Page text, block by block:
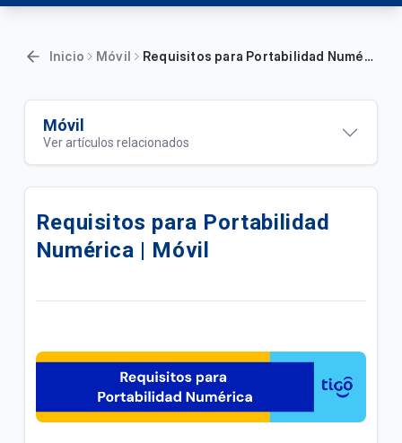
Inicio Móvil Requisitos para Portabilidad Numérica | Móvil
Móvil
Ver artículos relacionados
¿Cómo activar VoLTE en tu iPhone?
Roaming Internacional - ¿Cómo cambiar la Red -
Operador de forma manual? | Móvil
Móvil
Descubre los Beneficios de tu Plan Pospago Tigo |
General
Requisitos para Portabilidad
Numérica | Móvil